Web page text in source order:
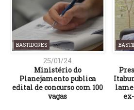
BASTIDORES
25/01/24
Ministério do
Planejamento publica
edital de concurso com 100
vagas